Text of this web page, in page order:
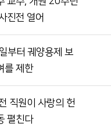
진전 열어
부터 궤양용제 보
를 제한
직원이 사랑의 헌
펼친다